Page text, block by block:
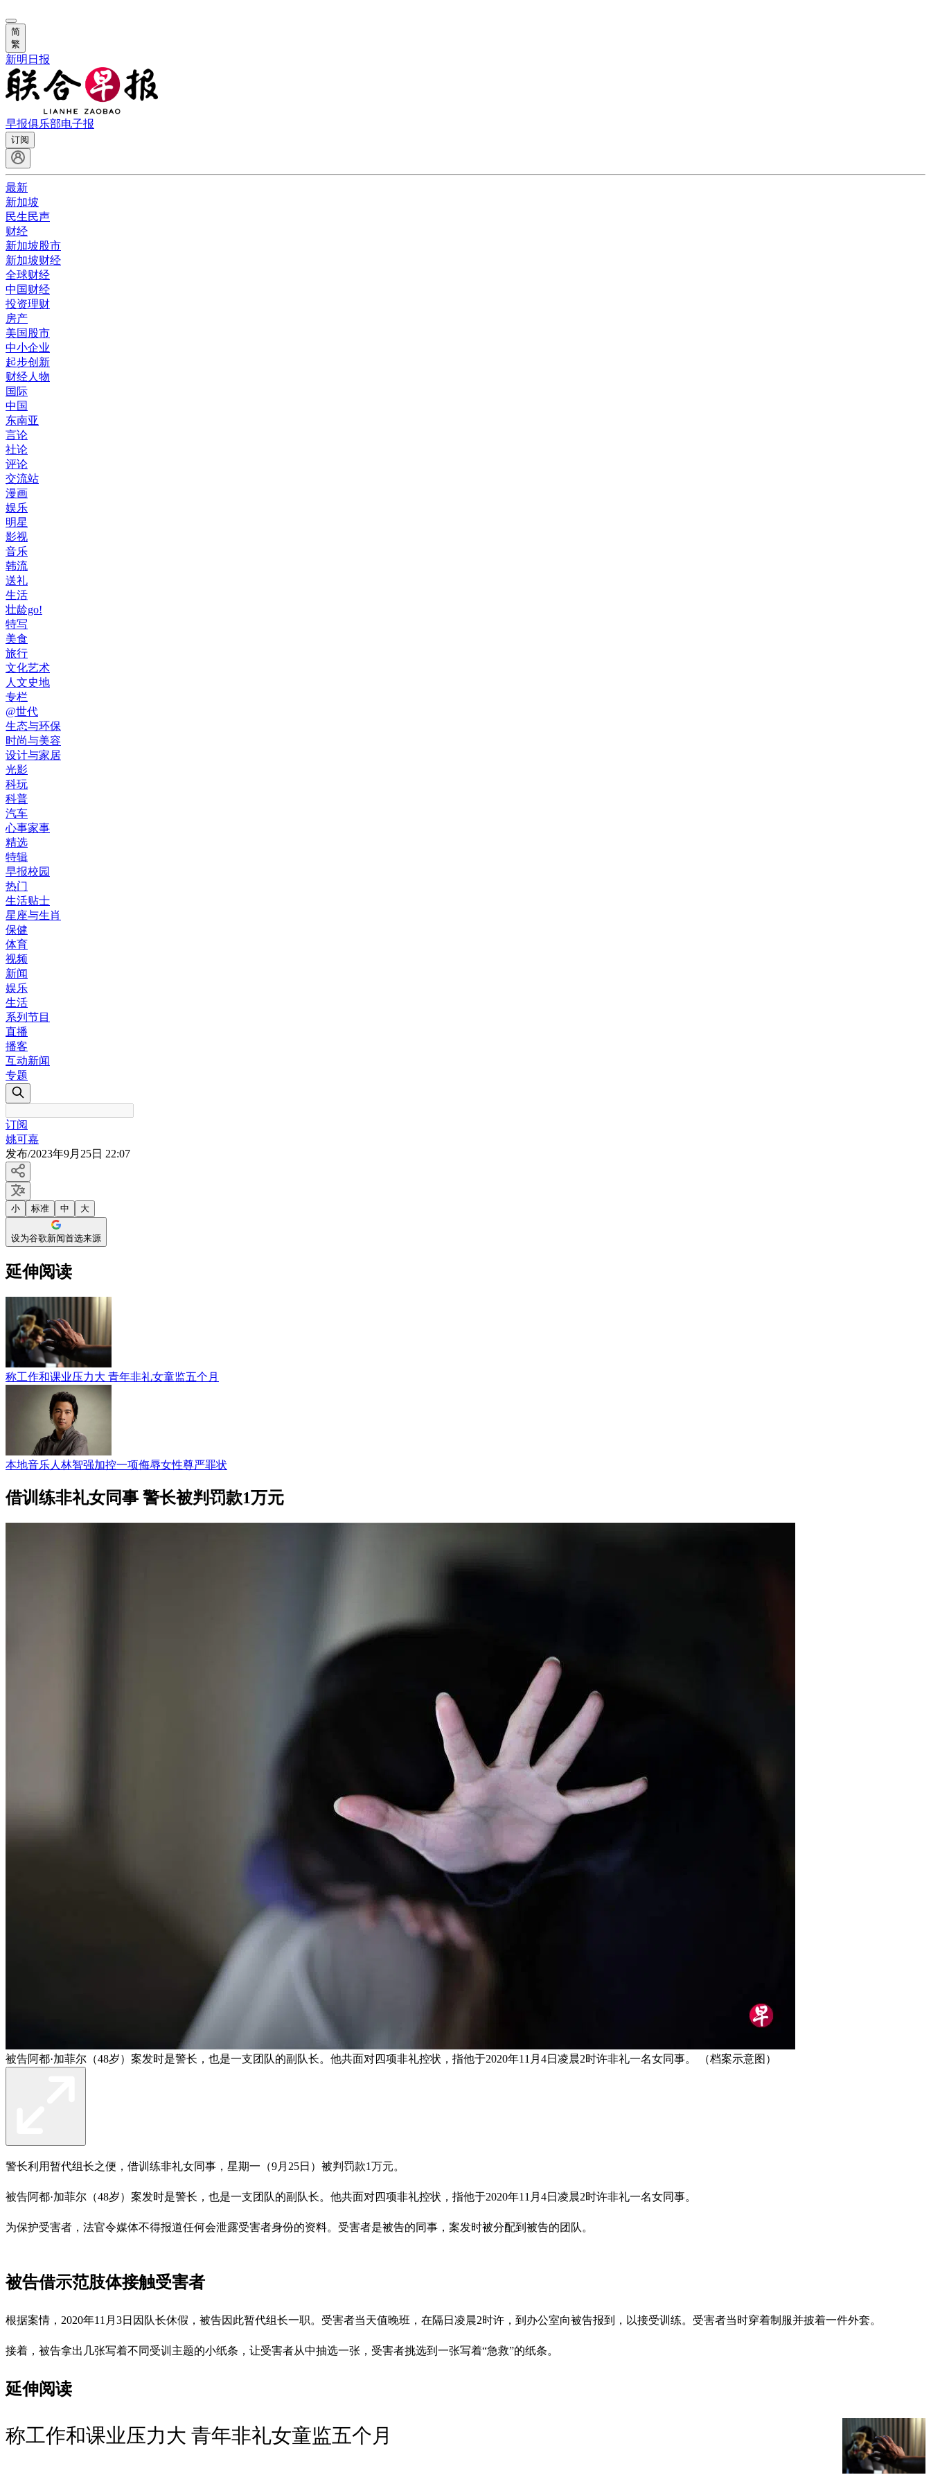
简
繁
新明日报
早报俱乐部电子报
订阅
最新
新加坡
民生民声
财经
新加坡股市
新加坡财经
全球财经
中国财经
投资理财
房产
美国股市
中小企业
起步创新
财经人物
国际
中国
东南亚
言论
社论
评论
交流站
漫画
娱乐
明星
影视
音乐
韩流
送礼
生活
壮龄go!
特写
美食
旅行
文化艺术
人文史地
专栏
@世代
生态与环保
时尚与美容
设计与家居
光影
科玩
科普
汽车
心事家事
精选
特辑
早报校园
热门
生活贴士
星座与生肖
保健
体育
视频
新闻
娱乐
生活
系列节目
直播
播客
互动新闻
专题
订阅
姚可嘉
发布/2023年9月25日 22:07
小 标准 中 大
设为谷歌新闻首选来源
延伸阅读
称工作和课业压力大 青年非礼女童监五个月
本地音乐人林智强加控一项侮辱女性尊严罪状
借训练非礼女同事 警长被判罚款1万元
被告阿都·加菲尔（48岁）案发时是警长，也是一支团队的副队长。他共面对四项非礼控状，指他于2020年11月4日凌晨2时许非礼一名女同事。 （档案示意图）
警长利用暂代组长之便，借训练非礼女同事，星期一（9月25日）被判罚款1万元。
被告阿都·加菲尔（48岁）案发时是警长，也是一支团队的副队长。他共面对四项非礼控状，指他于2020年11月4日凌晨2时许非礼一名女同事。
为保护受害者，法官令媒体不得报道任何会泄露受害者身份的资料。受害者是被告的同事，案发时被分配到被告的团队。
被告借示范肢体接触受害者
根据案情，2020年11月3日因队长休假，被告因此暂代组长一职。受害者当天值晚班，在隔日凌晨2时许，到办公室向被告报到，以接受训练。受害者当时穿着制服并披着一件外套。
接着，被告拿出几张写着不同受训主题的小纸条，让受害者从中抽选一张，受害者挑选到一张写着“急救”的纸条。
延伸阅读
称工作和课业压力大 青年非礼女童监五个月